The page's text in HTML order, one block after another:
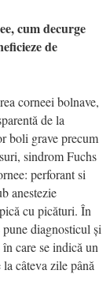
cum decurge
de
corneei bolnave,
de la
boli grave precum
sindrom Fuchs
perforant si
anestezie
cu picături. În
diagnosticul și
care se indică un
câteva zile până